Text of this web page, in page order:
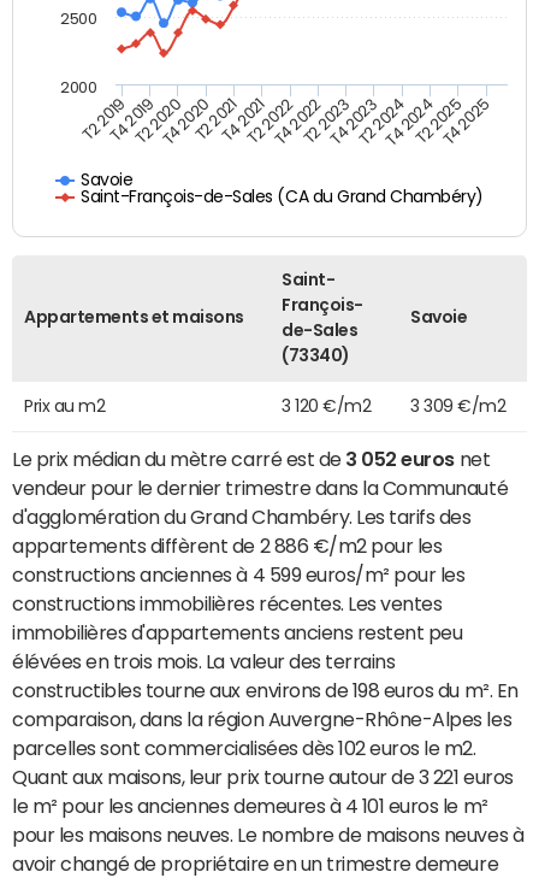
Savoie
Saint-François-de-Sales (CA du Grand Chambéry)
T2 2019T4 2019T2 2020T4 2020T2 2021T4 2021T2 2022T4 2022T2 2023T4 2023T2 2024T4 2024T2 2025T4 2025
2000
2500
Appartements et maisons
Saint-
François-
de-Sales
(73340)
Savoie
Prix au m2 3 120 €/m2 3 309 €/m2
Le prix médian du mètre carré est de 3 052 eurosnet
vendeur pour le dernier trimestre dans la Communauté
d'agglomération du Grand Chambéry. Les tarifs des
appartements diffèrent de 2 886 €/m2 pour les
constructions anciennes à 4 599 euros/m² pour les
constructions immobilières récentes. Les ventes
immobilières d'appartements anciens restent peu
élévées en trois mois. La valeur des terrains
constructibles tourne aux environs de 198 euros du m². En
comparaison, dans la région Auvergne-Rhône-Alpes les
parcelles sont commercialisées dès 102 euros le m2.
Quant aux maisons, leur prix tourne autour de 3 221 euros
le m² pour les anciennes demeures à 4 101 euros le m²
pour les maisons neuves. Le nombre de maisons neuves à
avoir changé de propriétaire en un trimestre demeure